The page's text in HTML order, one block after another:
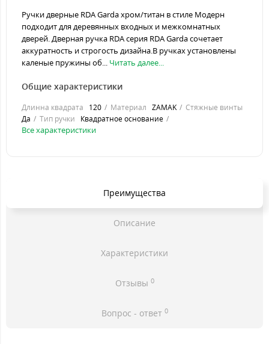
Ручки дверные RDA Garda хром/титан в стиле Модерн
подходит для деревянных входных и межкомнатных
дверей. Дверная ручка RDA серия RDA Garda сочетает
аккуратность и строгость дизайна.В ручках установлены
каленые пружины об... Читать далее...
Общие характеристики
Длинна квадрата 120 Материал ZAMAK
Стяжные винты
Да
Тип ручки Квадратное основание
Все характеристики
Преимущества
Описание
Характеристики
Отзывы 0
Вопрос - ответ 0